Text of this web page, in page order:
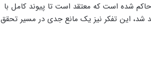
شده است که معتقد است تا پیوند کامل با
شد، این تفکر نیز یک مانع جدی در مسیر تحقق